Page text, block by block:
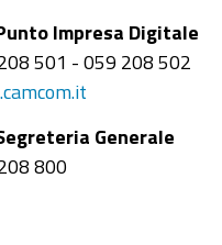
Impresa Digitale
501 - 059 208 502
Generale
800